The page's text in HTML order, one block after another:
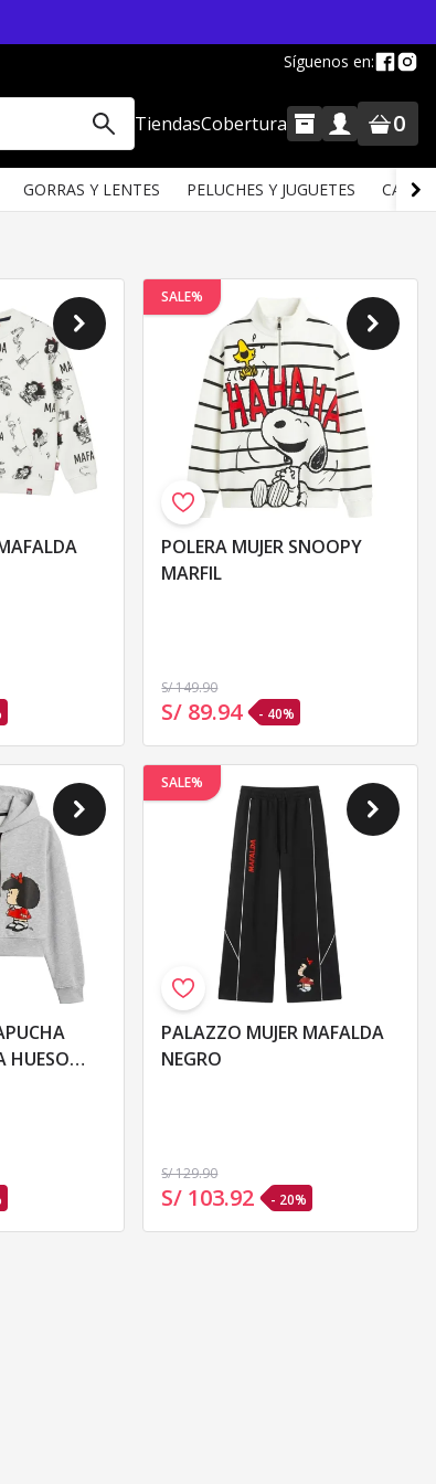
Síguenos en:
TiendasCobertura 0
GORRAS Y LENTES PELUCHES Y JUGUETES
SALE%
POLERA MUJER SNOOPY
MARFIL
S/ 149.90
S/ 89.94 - 40%
HUESO
SALE%
PALAZZO MUJER MAFALDA
NEGRO
S/ 129.90
S/ 103.92 - 20%